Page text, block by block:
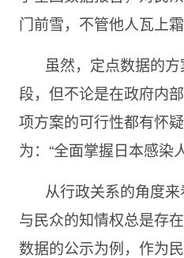
门前雪，不管他人瓦上霜
虽然，定点数据的
段，但不论是在政府内
项方案的可行性都有怀
为：“全面掌握日本感染
从行政关系的角度
与民众的知情权总是存
数据的公示为例，作为